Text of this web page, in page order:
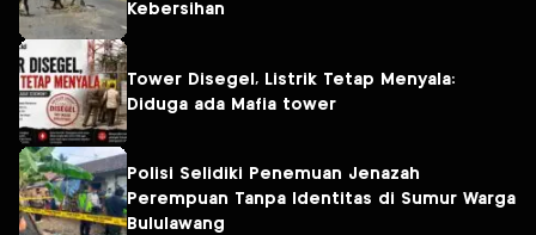
Kebersihan
Tower Disegel, Listrik Tetap Menyala:
Diduga ada Mafia tower
Polisi Selidiki Penemuan Jenazah
Perempuan Tanpa Identitas di Sumur Warga
Bululawang